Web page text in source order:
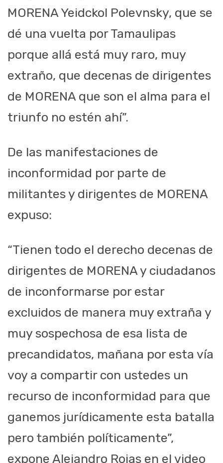
MORENA Yeidckol Polevnsky, que se
dé una vuelta por Tamaulipas
porque allá está muy raro, muy
extraño, que decenas de dirigentes
de MORENA que son el alma para el
triunfo no estén ahí”.
De las manifestaciones de
inconformidad por parte de
militantes y dirigentes de MORENA
expuso:
“Tienen todo el derecho decenas de
dirigentes de MORENA y ciudadanos
de inconformarse por estar
excluidos de manera muy extraña y
muy sospechosa de esa lista de
precandidatos, mañana por esta vía
voy a compartir con ustedes un
recurso de inconformidad para que
ganemos jurídicamente esta batalla
pero también políticamente”,
expone Alejandro Rojas en el video